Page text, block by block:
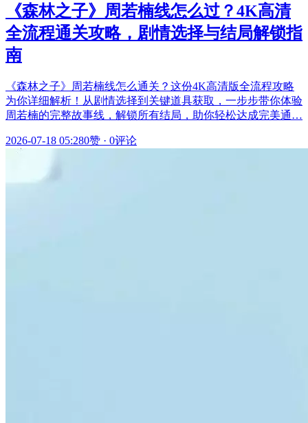
《森林之子》周若楠线怎么过？4K高清
全流程通关攻略，剧情选择与结局解锁指
南
《森林之子》周若楠线怎么通关？这份4K高清版全流程攻略
为你详细解析！从剧情选择到关键道具获取，一步步带你体验
周若楠的完整故事线，解锁所有结局，助你轻松达成完美通…
2026-07-18 05:280赞 · 0评论